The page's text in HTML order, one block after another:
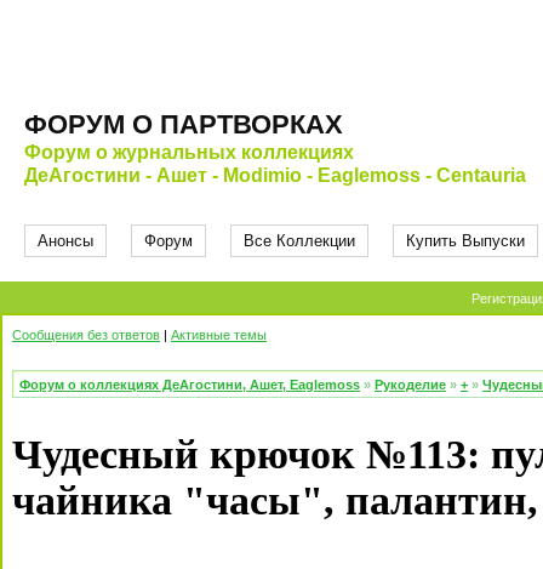
ФОРУМ О ПАРТВОРКАХ
Форум о журнальных коллекциях
ДеАгостини - Ашет - Modimio - Eaglemoss - Centauria
Анонсы Форум Все Коллекции Купить Выпуски
Сообщения без ответов | Активные темы
Форум о коллекциях ДеАгостини, Ашет, Eaglemoss » Рукоделие » + »
Чудесный крючок №113:
чайника "часы",